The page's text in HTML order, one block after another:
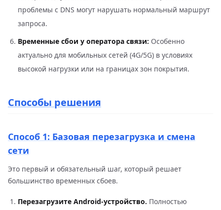
проблемы с DNS могут нарушать нормальный маршрут
запроса.
Временные сбои у оператора связи: Особенно
актуально для мобильных сетей (4G/5G) в условиях
высокой нагрузки или на границах зон покрытия.
Способы решения
Способ 1: Базовая перезагрузка и смена
сети
Это первый и обязательный шаг, который решает
большинство временных сбоев.
Перезагрузите Android-устройство. Полностью